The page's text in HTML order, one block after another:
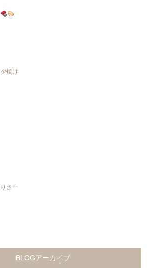
夕焼け
りさー
BLOGアーカイブ